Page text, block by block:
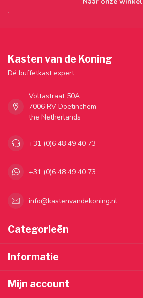
Kasten van de Koning
Dé buffetkast expert
Voltastraat 50A
7006 RV Doetinchem
the Netherlands
+31 (0)6 48 49 40 73
+31 (0)6 48 49 40 73
info@kastenvandekoning.nl
Categorieën
Informatie
Mijn account